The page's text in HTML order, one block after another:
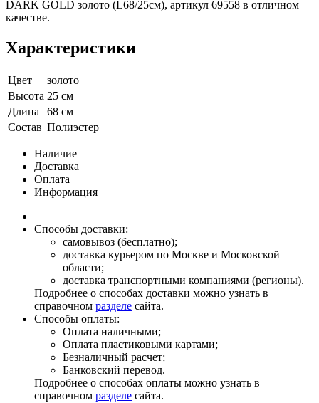
DARK GOLD золото (L68/25см), артикул 69558 в отличном
качестве.
Характеристики
Цвет
золото
Высота 25 см
Длина
68 см
Состав Полиэстер
Наличие
Доставка
Оплата
Информация
Способы доставки:
самовывоз (бесплатно);
доставка курьером по Москве и Московской
области;
доставка транспортными компаниями (регионы).
Подробнее о способах доставки можно узнать в
справочном разделе сайта.
Способы оплаты:
Оплата наличными;
Оплата пластиковыми картами;
Безналичный расчет;
Банковский перевод.
Подробнее о способах оплаты можно узнать в
справочном разделе сайта.